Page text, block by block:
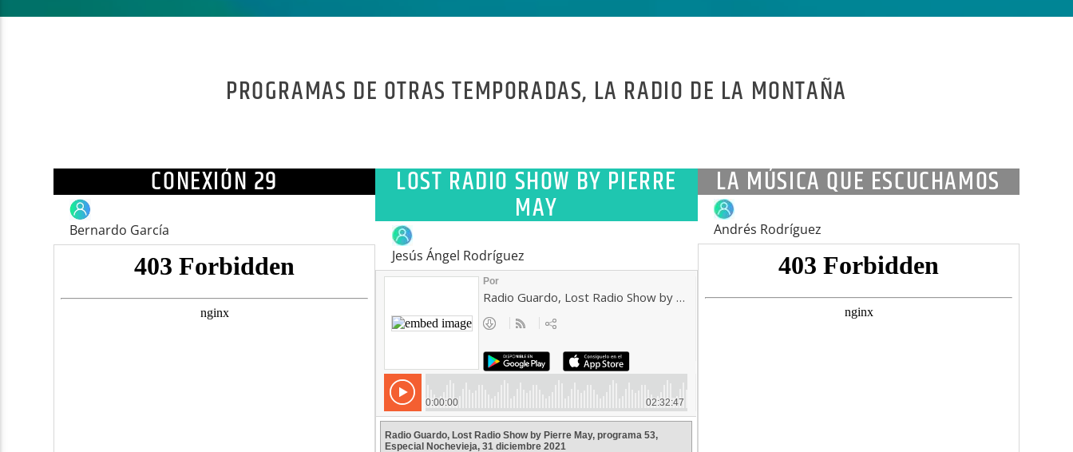
PROGRAMAS DE OTRAS TEMPORADAS, LA RADIO DE LA MONTAÑA
CONEXIÓN 29
Bernardo García
LOST RADIO SHOW BY PIERRE
MAY
Jesús Ángel Rodríguez
LA MÚSICA QUE ESCUCHAMOS
Andrés Rodríguez